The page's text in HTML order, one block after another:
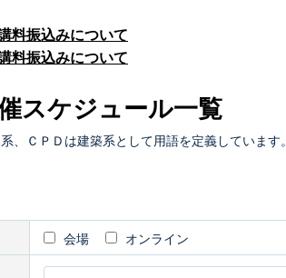
料振込みについて
料振込みについて
スケジュール一覧
、ＣＰＤは建築系として用語を定義しています。
会場 オンライン